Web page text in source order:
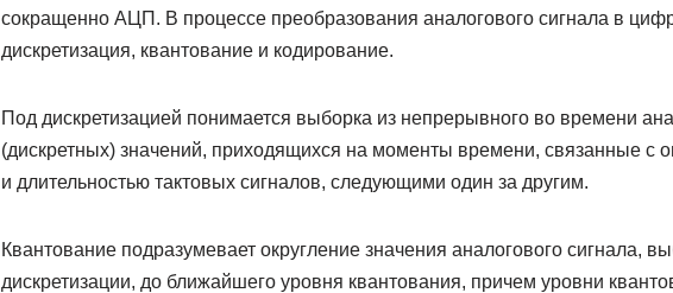
сокращенно АЦП. В процессе преобразования аналогового сигнала в
дискретизация, квантование и кодирование.
Под дискретизацией понимается выборка из непрерывного во времени
(дискретных) значений, приходящихся на моменты времени, связанные с
и длительностью тактовых сигналов, следующими один за другим.
Квантование подразумевает округление значения аналогового сигнала,
дискретизации, до ближайшего уровня квантования, причем уровни